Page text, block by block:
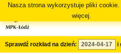
Nasza strona wykorzystuje pliki
więcej.
Sprawdź rozkład na dzień: i